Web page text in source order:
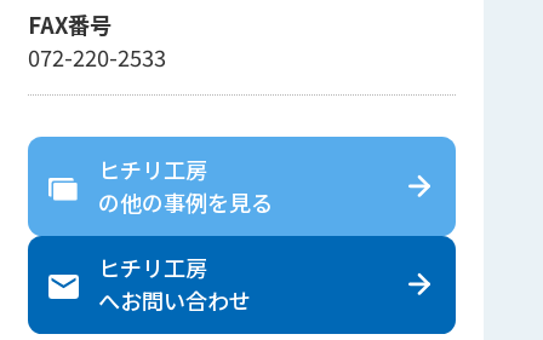
FAX番号
072-220-2533
ヒチリ工房
の他の事例を見る
ヒチリ工房
へお問い合わせ